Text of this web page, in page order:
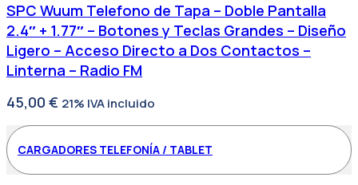
SPC Wuum Telefono de Tapa – Doble Pantalla
2.4″ + 1.77″ – Botones y Teclas Grandes – Diseño
Ligero – Acceso Directo a Dos Contactos –
Linterna – Radio FM
45,00 € 21% IVA incluido
CARGADORES TELEFONÍA / TABLET